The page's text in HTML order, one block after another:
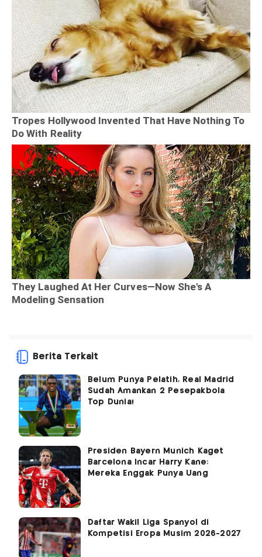
Berita Terkait
Belum Punya Pelatih, Real Madrid
Sudah Amankan 2 Pesepakbola
Top Dunia!
Presiden Bayern Munich Kaget
Barcelona Incar Harry Kane:
Mereka Enggak Punya Uang
Daftar Wakil Liga Spanyol di
Kompetisi Eropa Musim 2026-2027